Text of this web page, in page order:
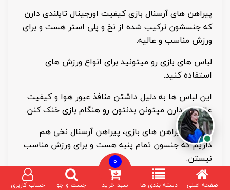
صفحه اصلی دسته بندی ها
0
سبد خرید جست و جو حساب کاربری
پیراهن های آرسنال بازی کیفیت اورجینال تایلندی دارن
که جنسشون ترکیب شده از نخ و پلی استر هست و برای
ورزش مناسب و عالیه.
لباس های بازی رو میتونید برای انواع ورزش های
استفاده کنید.
این لباس ها به دلیل داشتن منافذ عبور هوا و کیفیت
عالی که دارن میتونن بدنتون رو هنگام بازی خنک کنن.
علاوه بر پیراهن های بازی، پیراهن آرسنال نخی هم
داریم که جنسون تمام پنبه هست و برای ورزش مناسب
نیستن.
پیراهن های پنبه ای برای ورزش مناسب نیستن چون